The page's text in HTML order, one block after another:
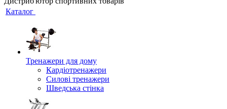
Каталог
Тренажери для дому
Кардіотренажери
Силові тренажери
Шведська стінка